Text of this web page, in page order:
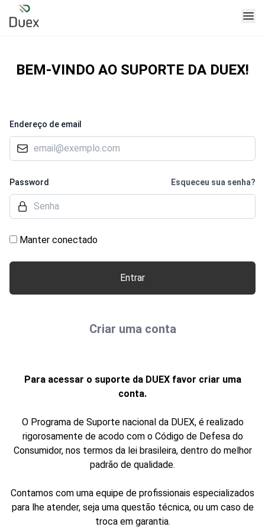
BEM-VINDO AO SUPORTE DA DUEX!
Endereço de email
Password Esqueceu sua senha?
Manter conectado
Entrar
Criar uma conta
Para acessar o suporte da DUEX favor criar uma
conta.
O Programa de Suporte nacional da DUEX, é realizado
rigorosamente de acodo com o Código de Defesa do
Consumidor, nos termos da lei brasileira, dentro do melhor
padrão de qualidade.
Contamos com uma equipe de profissionais especializados
para lhe atender, seja uma questão técnica, ou um caso de
troca em garantia.